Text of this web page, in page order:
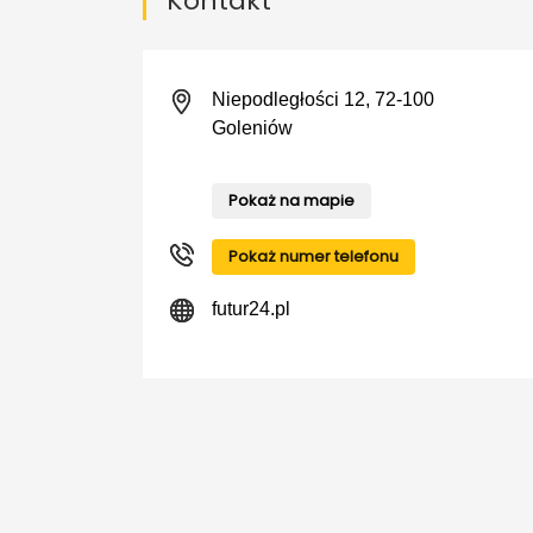
Niepodległości 12, 72-100
Goleniów
Pokaż na mapie
Pokaż numer telefonu
futur24.pl